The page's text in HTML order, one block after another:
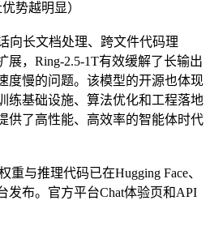
势越明显）
向长文档处理、跨文件代码理
展，Ring-2.5-1T有效缓解了长输出
度慢的问题。该模型的开源也体现
练基础设施、算法优化和工程落地
供了高性能、高效率的智能体时代
重与推理代码已在Hugging Face、
发布。官方平台Chat体验页和API